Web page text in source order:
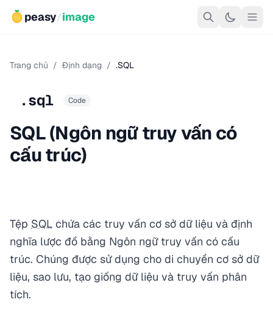
peasy/image
Trang chủ / Định dạng / .SQL
.sql Code
SQL (Ngôn ngữ truy vấn có
cấu trúc)
Tệp SQL chứa các truy vấn cơ sở dữ liệu và định
nghĩa lược đồ bằng Ngôn ngữ truy vấn có cấu
trúc. Chúng được sử dụng cho di chuyển cơ sở dữ
liệu, sao lưu, tạo giống dữ liệu và truy vấn phân
tích.